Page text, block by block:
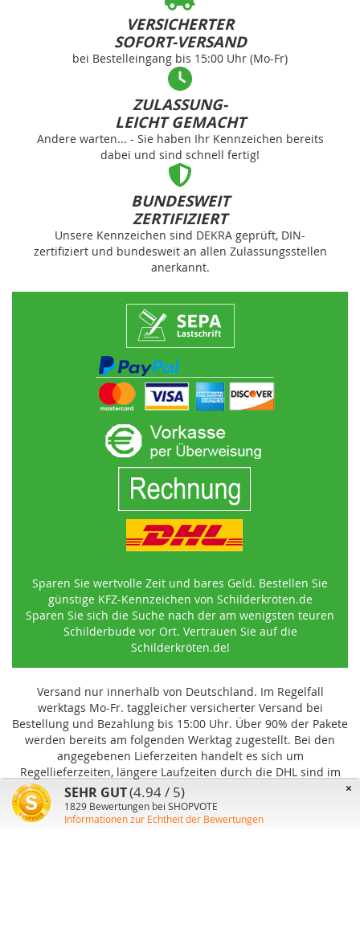
VERSICHERTER
SOFORT-VERSAND
bei Bestelleingang bis 15:00 Uhr (Mo-Fr)
ZULASSUNG-
LEICHT GEMACHT
Andere warten... - Sie haben Ihr Kennzeichen bereits
dabei und sind schnell fertig!
BUNDESWEIT
ZERTIFIZIERT
Unsere Kennzeichen sind DEKRA geprüft, DIN-
zertifiziert und bundesweit an allen Zulassungsstellen
anerkannt.
Sparen Sie wertvolle Zeit und bares Geld. Bestellen Sie
günstige KFZ-Kennzeichen von Schilderkröten.de
Sparen Sie sich die Suche nach der am wenigsten teuren
Schilderbude vor Ort. Vertrauen Sie auf die
Schilderkröten.de!
Versand nur innerhalb von Deutschland. Im Regelfall
werktags Mo-Fr. taggleicher versicherter Versand bei
Bestellung und Bezahlung bis 15:00 Uhr. Über 90% der Pakete
werden bereits am folgenden Werktag zugestellt. Bei den
angegebenen Lieferzeiten handelt es sich um
Regellieferzeiten, längere Laufzeiten durch die DHL sind im
Einzelfall möglich und können von uns nicht beeinflusst
werden.
×
SEHR GUT(4.94 / 5)
1829 Bewertungen bei SHOPVOTE
Informationen zur Echtheit der Bewertungen